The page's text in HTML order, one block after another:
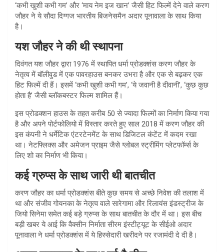
‘कभी खुशी कभी गम’ और ‘माय नेम इज खान’ जैसी हिट फिल्में देने वाले करण
जौहर ने ये सौदा दिग्गज भारतीय बिजनेसमैन अदार पूनावाला के साथ किया
है।
यश जौहर ने की थी स्थापना
दिवंगत यश जौहर द्वारा 1976 में स्थापित धर्मा प्रोडक्शंस करण जौहर के
नेतृत्व में बॉलीवुड में एक पावरहाउस बनकर उभरा है और एक से बढ़कर एक
हिट फिल्में दी हैं। इसमें ‘कभी खुशी कभी गम’, ‘ये जवानी है दीवानी’, ‘कुछ कुछ
होता है’ जैसी ब्लॉकबस्टर फिल्म शामिल हैं।
इस प्रोडक्शन हाउस के तहत करीब 50 से ज्यादा फिल्मों का निर्माण किया गया
है और अपने पोर्टफोलियो में विस्तार करते हुए साल 2018 में करण जौहर की
इस कंपनी ने धर्मेटिक एंटरटेनमेंट के साथ डिजिटल कंटेंट में कदम रखा
था। नेटफ्लिक्स और अमेजन प्राइम जैसे ग्लोबल स्ट्रीमिंग प्लेटफॉर्म्स के
लिए शो का निर्माण भी किया।
कई ग्रुप्स के साथ जारी थी बातचीत
करण जौहर का धर्मा प्रोडक्शंस बीते कुछ समय से अच्छे निवेश की तलाश में
था और संजीव गोयनका के नेतृत्व वाले सारेगामा और रिलायंस इंडस्ट्रीज के
जियो सिनेमा समेत कई बड़े ग्रुप्स के साथ बातचीत के दौर में था। इस बीच
बड़ी खबर ये आई कि वैक्सीन निर्माता सीरम इंस्टीट्यूट के सीईओ अदार
पूनावाला ने धर्मा प्रोडक्शंस में ये हिस्सेदारी खरीदने पर रजामंदी दे दी है।